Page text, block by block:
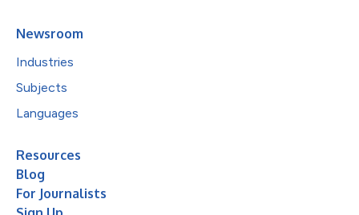
Newsroom
Industries
Subjects
Languages
Resources
Blog
For Journalists